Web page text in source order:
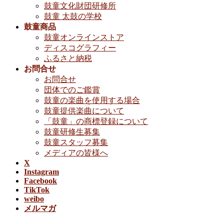
鼓童文化財団研修所
鼓童 太鼓の学校
鼓童商品
鼓童オンラインストア
ディスコグラフィー
ふるさと納税
お問合せ
お問合せ
団体でのご鑑賞
鼓童の楽曲を使用する場合
鼓童提供楽曲について
「鼓童」の商標登録について
鼓童研修生募集
鼓童スタッフ募集
メディアの皆様へ
X
Instagram
Facebook
TikTok
weibo
メルマガ